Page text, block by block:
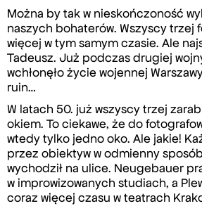
Można by tak w nieskończoność
naszych bohaterów. Wszyscy trzej
więcej w tym samym czasie. Ale
Tadeusz. Już podczas drugiej
wchłonęło życie wojennej
ruin…
W latach 50. już wszyscy trzej
okiem. To ciekawe, że do
wtedy tylko jedno oko. Ale jakie!
przez obiektyw w odmienny
wychodził na ulice. Neugebauer
w improwizowanych studiach, a
coraz więcej czasu w teatrach